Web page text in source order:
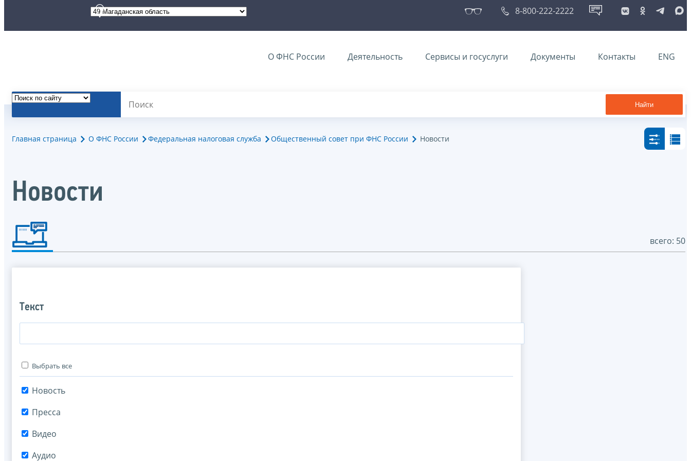
8-800-222-2222
О ФНС России Деятельность Сервисы и госуслуги Документы Контакты ENG
Найти
Главная страница О ФНС России Федеральная налоговая служба Общественный совет при ФНС России Новости
Новости
всего: 50
Текст
Выбрать все
Новость
Пресса
Видео
Аудио